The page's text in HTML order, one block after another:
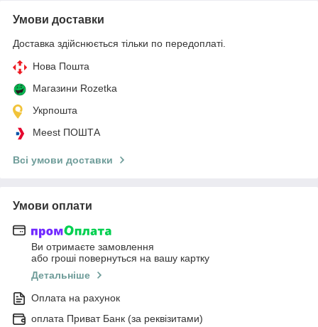
Умови доставки
Доставка здійснюється тільки по передоплаті.
Нова Пошта
Магазини Rozetka
Укрпошта
Meest ПОШТА
Всі умови доставки
Умови оплати
Ви отримаєте замовлення
або гроші повернуться на вашу картку
Детальніше
Оплата на рахунок
оплата Приват Банк (за реквізитами)